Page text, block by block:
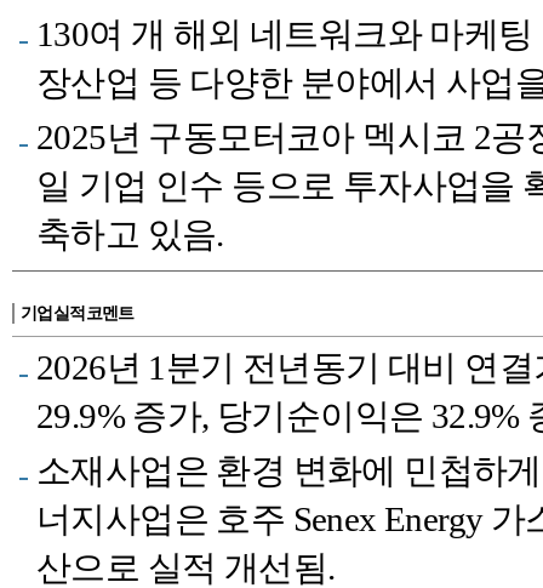
130여 개 해외 네트워크와 마케
장산업 등 다양한 분야에서 사업
2025년 구동모터코아 멕시코 2
일 기업 인수 등으로 투자사업을
축하고 있음.
기업실적코멘트
2026년 1분기 전년동기 대비 연
29.9% 증가, 당기순이익은 32.9%
소재사업은 환경 변화에 민첩하
너지사업은 호주 Senex Energy
산으로 실적 개선됨.